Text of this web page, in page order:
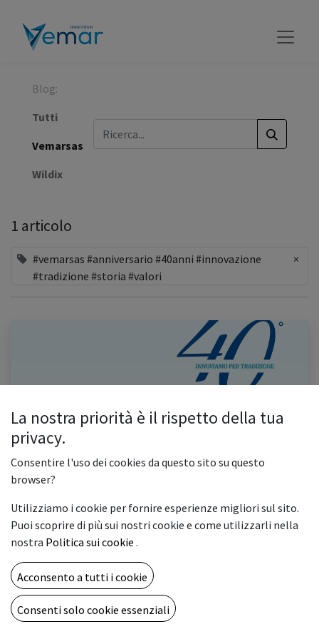
Blog:
Tutti
Vemarsas
Wildix
1 articolo
#vemarsas #anniversario #40anni #innovazione
#tradizione #storia #valori​
×
Vemar compie 40 anni!
Paterno (PZ), 1985: dove e quando tutto ha avuto inizio. Erano gli anni di
VHS e Walkman, dell’innovazione digitale, delle sperimentazioni nella moda
e nella musica e per noi sono diventati molto di p...
0 4335
CHI SIAMO
Una full immersion nel mondo della stampa digitale e delle
artigrafiche al fine di condividere idee e tecnologie
La nostra priorità è il rispetto della tua
privacy.
Consentire l'uso dei cookies da questo sito su questo
browser?
Utilizziamo i cookie per fornire esperienze migliori sul sito.
Puoi scoprire di più sui nostri cookie e come utilizzarli nella
nostra Politica sui cookie .
Acconsento a tutti i cookie
Consenti solo cookie essenziali